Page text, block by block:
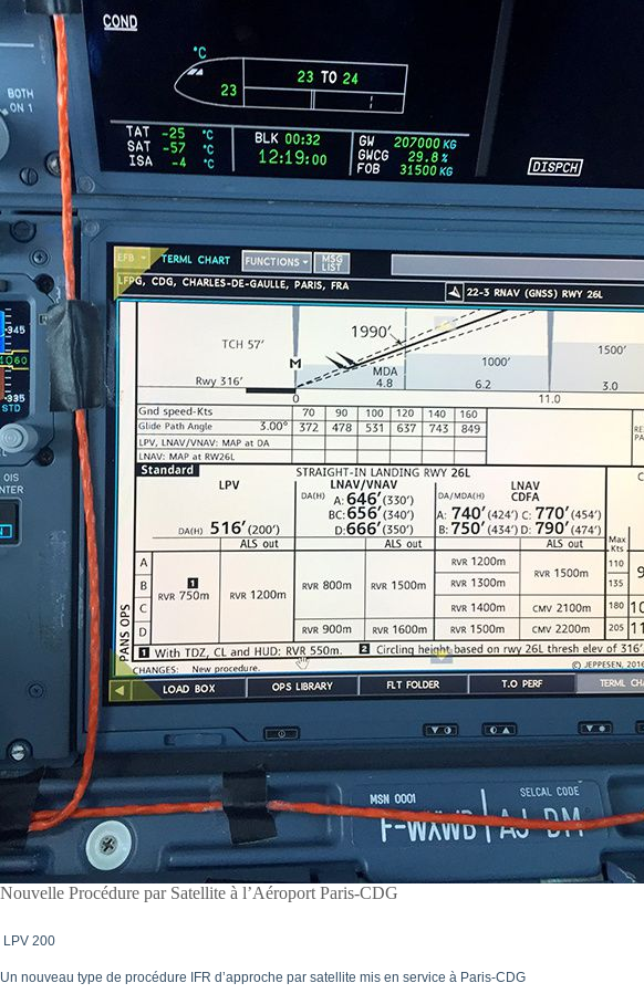
Nouvelle Procédure par Satellite à l’Aéroport Paris-CDG
LPV 200
Un nouveau type de procédure IFR d’approche par satellite mis en service à Paris-CDG